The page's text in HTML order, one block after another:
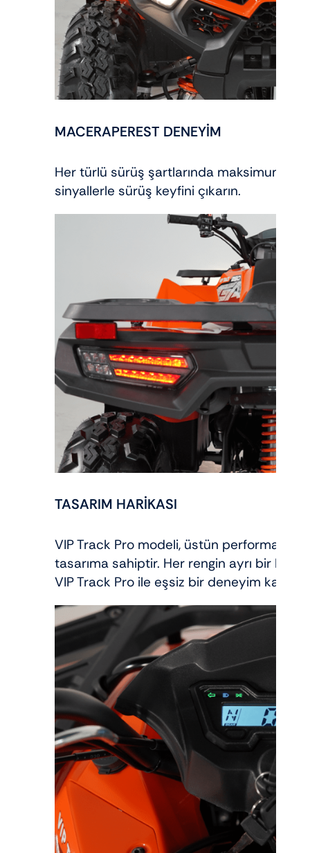
MACERAPEREST DENEYİM
Her türlü sürüş şartlarında maksimum
sinyallerle sürüş keyfini çıkarın.
TASARIM HARİKASI
VIP Track Pro modeli, üstün
tasarıma sahiptir. Her rengin ayrı bir
VIP Track Pro ile eşsiz bir deneyim